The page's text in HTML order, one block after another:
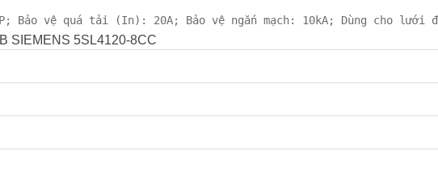
Bảo vệ quá tải (In): 20A; Bảo vệ ngắn mạch: 10kA; Dùng cho lưới
SIEMENS 5SL4120-8CC